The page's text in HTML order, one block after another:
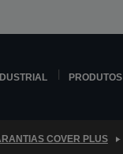
PRODUTOS
COVER PLUS